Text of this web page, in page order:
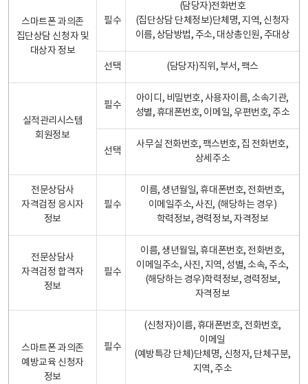
스마트폰 과의존
집단상담 신청자 및
대상자 정보
필수
(담당자)전화번호
(집단상담 단체정보)단체명, 지역, 신청자
이름, 상담방법, 주소, 대상총인원, 주대상
선택 (담당자)직위, 부서, 팩스
실적관리시스템
회원정보
필수
아이디, 비밀번호, 사용자이름, 소속기관,
성별, 휴대폰번호, 이메일, 우편번호, 주소
선택
사무실 전화번호, 팩스번호, 집 전화번호,
상세주소
전문상담사
자격검정 응시자
정보
필수
이름, 생년월일, 휴대폰번호, 전화번호,
이메일주소, 사진, (해당하는 경우)
학력정보, 경력정보, 자격정보
전문상담사
자격검정 합격자
정보
필수
이름, 생년월일, 휴대폰번호, 전화번호,
이메일주소, 사진, 지역, 성별, 소속, 주소,
(해당하는 경우)학력정보, 경력정보,
자격정보
스마트폰 과의존
예방교육 신청자
정보
필수
(신청자)이름, 휴대폰번호, 전화번호,
이메일
(예방특강 단체)단체명, 신청자, 단체구분,
지역, 주소